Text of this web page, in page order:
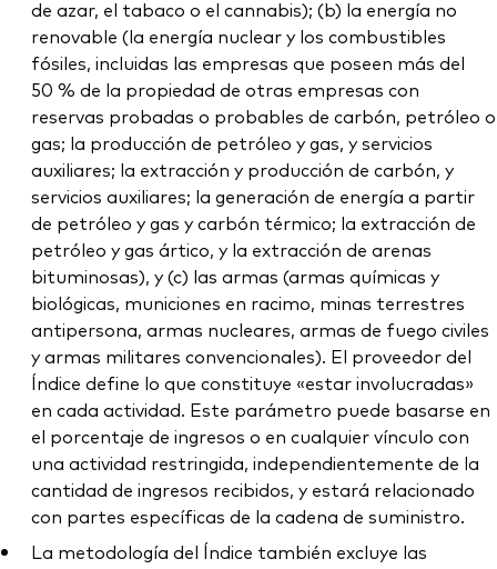
de azar, el tabaco o el cannabis); (b) la energía no
renovable (la energía nuclear y los combustibles
fósiles, incluidas las empresas que poseen más del
50 % de la propiedad de otras empresas con
reservas probadas o probables de carbón, petróleo o
gas; la producción de petróleo y gas, y servicios
auxiliares; la extracción y producción de carbón, y
servicios auxiliares; la generación de energía a partir
de petróleo y gas y carbón térmico; la extracción de
petróleo y gas ártico, y la extracción de arenas
bituminosas), y (c) las armas (armas químicas y
biológicas, municiones en racimo, minas terrestres
antipersona, armas nucleares, armas de fuego civiles
y armas militares convencionales). El proveedor del
Índice define lo que constituye «estar involucradas»
en cada actividad. Este parámetro puede basarse en
el porcentaje de ingresos o en cualquier vínculo con
una actividad restringida, independientemente de la
cantidad de ingresos recibidos, y estará relacionado
con partes específicas de la cadena de suministro.
La metodología del Índice también excluye las